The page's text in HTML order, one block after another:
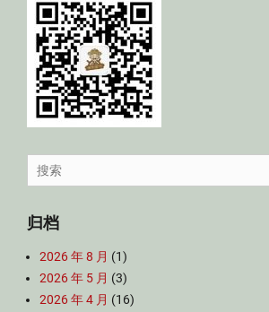
Search
for:
归档
2026 年 8 月 (1)
2026 年 5 月 (3)
2026 年 4 月 (16)